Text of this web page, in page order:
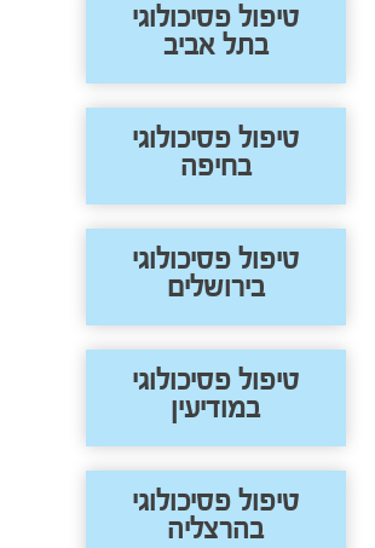
טיפול פסיכולוגי
בתל אביב
טיפול פסיכולוגי
בחיפה
טיפול פסיכולוגי
בירושלים
טיפול פסיכולוגי
במודיעין
טיפול פסיכולוגי
בהרצליה